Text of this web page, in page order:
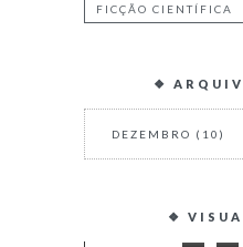
FICÇÃO CIENTÍFICA
❖
❖